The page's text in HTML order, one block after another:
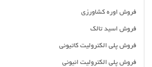
فروش اوره کشاورزی
فروش اسید تالک
فروش پلی الکترولیت کاتیونی
فروش پلی الکترولیت انیونی